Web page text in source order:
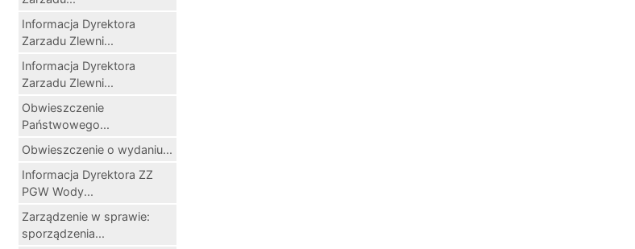
Informacja Dyrektora
Zarzadu Zlewni...
Informacja Dyrektora
Zarzadu Zlewni...
Obwieszczenie
Państwowego...
Obwieszczenie o wydaniu...
Informacja Dyrektora ZZ
PGW Wody...
Zarządzenie w sprawie:
sporządzenia...